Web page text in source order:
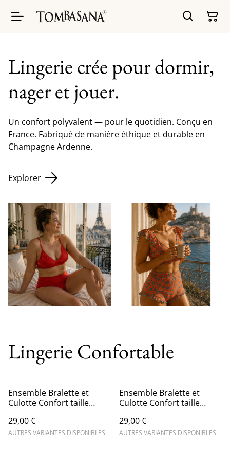
Lingerie crée pour dormir,
nager et jouer.
Un confort polyvalent — pour le quotidien. Conçu en
France. Fabriqué de manière éthique et durable en
Champagne Ardenne.
Explorer
Lingerie Confortable
Ensemble Bralette et
Culotte Confort taille
29,00 €
AUTRES VARIANTES DISPONIBLES
Ensemble Bralette et
Culotte Confort taille
29,00 €
AUTRES VARIANTES DISPONIBLES